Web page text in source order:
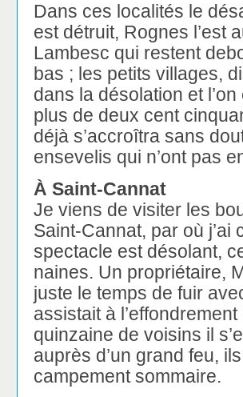
Dans ces localités le
est détruit, Rognes l’est
Lambesc qui restent
bas ; les petits villages,
dans la désolation et
plus de deux cent
déjà s’accroîtra sans
ensevelis qui n’ont pas
À Saint-Cannat
Je viens de visiter les
Saint-Cannat, par où
spectacle est désolant,
naines. Un propriétaire,
juste le temps de fuir
assistait à
quinzaine de voisins il
auprès d’un grand feu,
campement sommaire.